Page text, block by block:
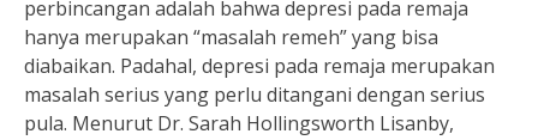
perbincangan adalah bahwa depresi pada remaja
hanya merupakan “masalah remeh” yang bisa
diabaikan. Padahal, depresi pada remaja merupakan
masalah serius yang perlu ditangani dengan serius
pula. Menurut Dr. Sarah Hollingsworth Lisanby,